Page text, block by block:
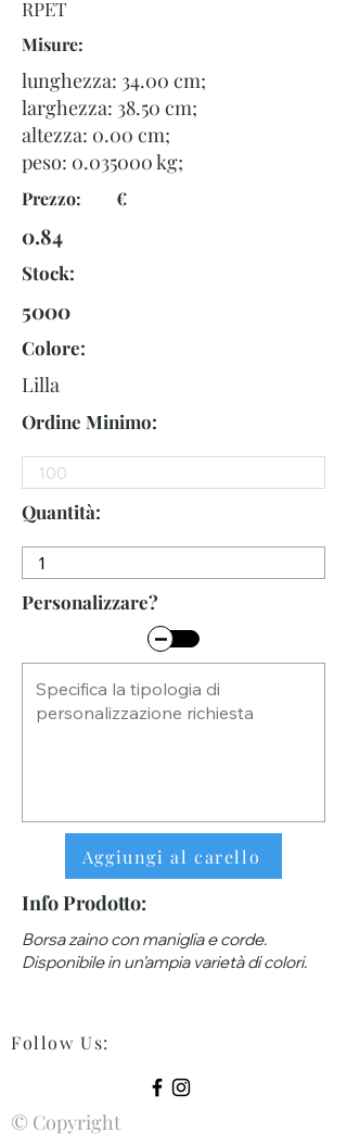
RPET
Misure:
lunghezza: 34.00 cm;
larghezza: 38.50 cm;
altezza: 0.00 cm;
peso: 0.035000kg;
Prezzo: €
0.84
Stock:
5000
Colore:
Lilla
Ordine Minimo:
Quantità:
Personalizzare?
Aggiungi al carello
Info Prodotto:
Borsa zaino con maniglia e corde.
Disponibile in un'ampia varietà di colori.
Follow Us:
© Copyright